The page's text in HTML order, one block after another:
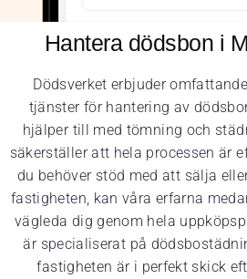
Hantera dödsbon i
Dödsverket erbjuder
tjänster för hantering av
hjälper till med tömning och
säkerställer att hela processen är
du behöver stöd med att sälja
fastigheten, kan våra erfarna
vägleda dig genom hela
är specialiserat på
fastigheten är i perfekt skick